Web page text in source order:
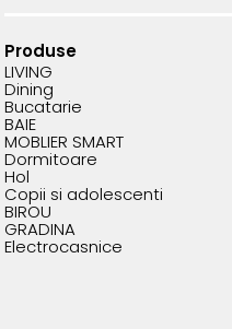
Produse
LIVING
Dining
Bucatarie
BAIE
MOBLIER SMART
Dormitoare
Hol
Copii si adolescenti
BIROU
GRADINA
Electrocasnice